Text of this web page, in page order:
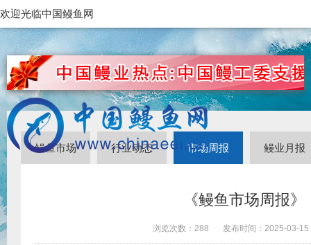
欢迎光临中国鳗鱼网
鳗鱼市场 行业动态 市场周报 鳗业月报
《鳗鱼市场周报
浏览次数： 288 发布时间： 2025-03-15